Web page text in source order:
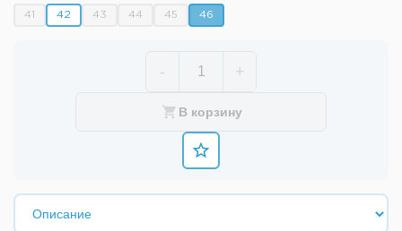
41 42 43 44 45 46
- +
В корзину